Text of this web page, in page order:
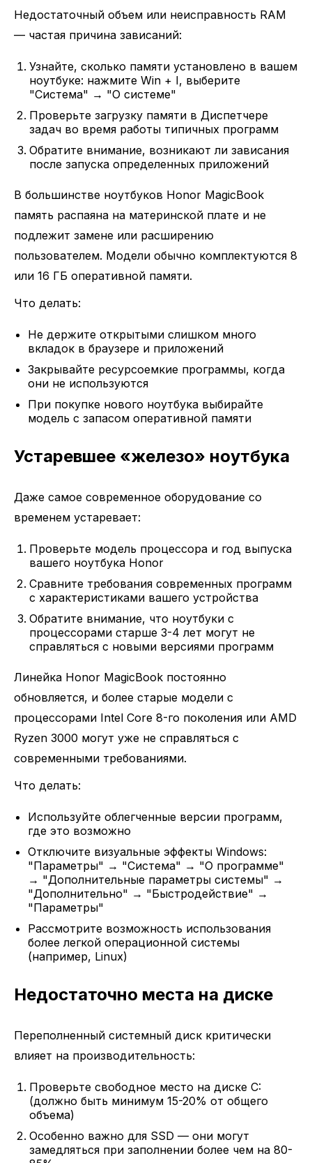
Недостаточный объем или неисправность RAM
— частая причина зависаний:
Узнайте, сколько памяти установлено в вашем
ноутбуке: нажмите Win + I, выберите
"Система" → "О системе"
Проверьте загрузку памяти в Диспетчере
задач во время работы типичных программ
Обратите внимание, возникают ли зависания
после запуска определенных приложений
В большинстве ноутбуков Honor MagicBook
память распаяна на материнской плате и не
подлежит замене или расширению
пользователем. Модели обычно комплектуются 8
или 16 ГБ оперативной памяти.
Что делать:
Не держите открытыми слишком много
вкладок в браузере и приложений
Закрывайте ресурсоемкие программы, когда
они не используются
При покупке нового ноутбука выбирайте
модель с запасом оперативной памяти
Устаревшее «железо» ноутбука
Даже самое современное оборудование со
временем устаревает:
Проверьте модель процессора и год выпуска
вашего ноутбука Honor
Сравните требования современных программ
с характеристиками вашего устройства
Обратите внимание, что ноутбуки с
процессорами старше 3-4 лет могут не
справляться с новыми версиями программ
Линейка Honor MagicBook постоянно
обновляется, и более старые модели с
процессорами Intel Core 8-го поколения или AMD
Ryzen 3000 могут уже не справляться с
современными требованиями.
Что делать:
Используйте облегченные версии программ,
где это возможно
Отключите визуальные эффекты Windows:
"Параметры" → "Система" → "О программе"
→ "Дополнительные параметры системы" →
"Дополнительно" → "Быстродействие" →
"Параметры"
Рассмотрите возможность использования
более легкой операционной системы
(например, Linux)
Недостаточно места на диске
Переполненный системный диск критически
влияет на производительность:
Проверьте свободное место на диске C:
(должно быть минимум 15-20% от общего
объема)
Особенно важно для SSD — они могут
замедляться при заполнении более чем на 80-